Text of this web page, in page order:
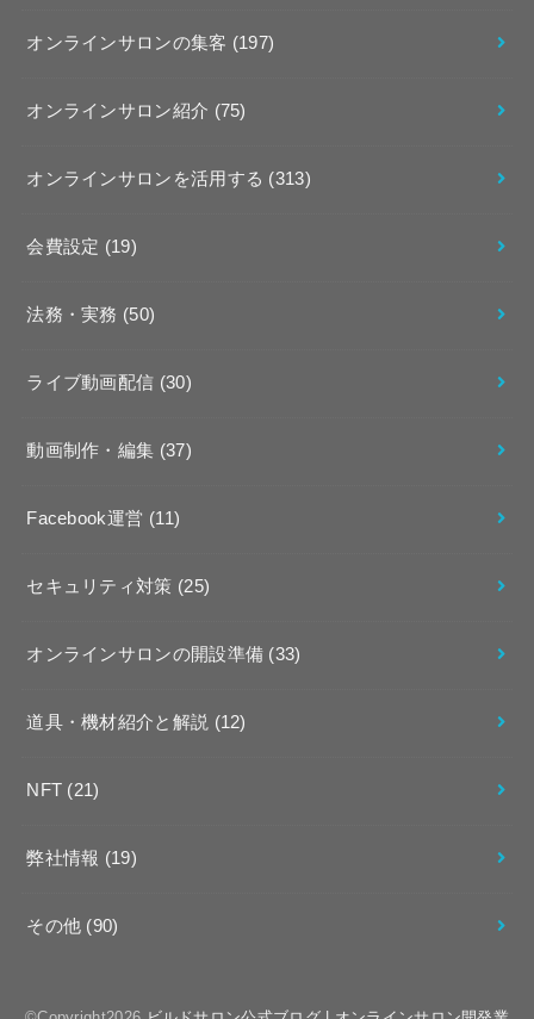
オンラインサロンの集客 (197)
オンラインサロン紹介 (75)
オンラインサロンを活用する (313)
会費設定 (19)
法務・実務 (50)
ライブ動画配信 (30)
動画制作・編集 (37)
Facebook運営 (11)
セキュリティ対策 (25)
オンラインサロンの開設準備 (33)
道具・機材紹介と解説 (12)
NFT (21)
弊社情報 (19)
その他 (90)